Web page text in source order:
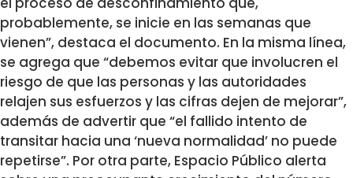
probablemente, se inicie en las semanas que
vienen”, destaca el documento. En la misma línea,
se agrega que “debemos evitar que involucren el
riesgo de que las personas y las autoridades
relajen sus esfuerzos y las cifras dejen de mejorar”,
además de advertir que “el fallido intento de
transitar hacia una ‘nueva normalidad’ no puede
repetirse”. Por otra parte, Espacio Público alerta